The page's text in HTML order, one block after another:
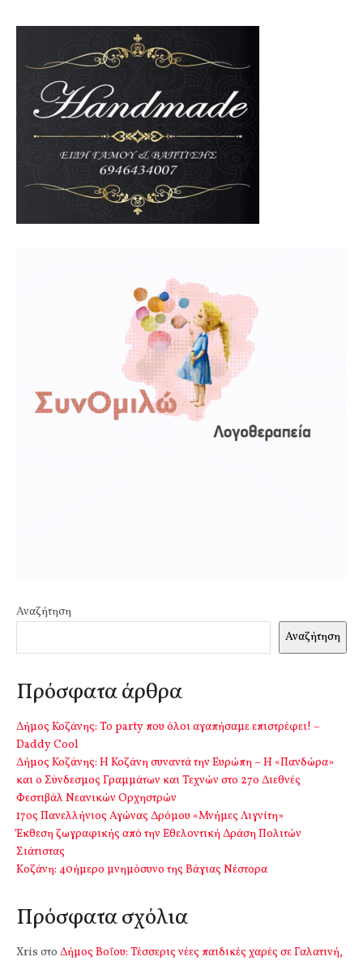
Αναζήτηση
Αναζήτηση
Πρόσφατα άρθρα
Δήμος Κοζάνης: Το party που όλοι αγαπήσαμε επιστρέφει! –
Daddy Cool
Δήμος Κοζάνης: Η Κοζάνη συναντά την Ευρώπη – Η «Πανδώρα»
και ο Σύνδεσμος Γραμμάτων και Τεχνών στο 27ο Διεθνές
Φεστιβάλ Νεανικών Ορχηστρών
17ος Πανελλήνιος Αγώνας Δρόμου «Μνήμες Λιγνίτη»
Έκθεση ζωγραφικής από την Εθελοντική Δράση Πολιτών
Σιάτιστας
Kοζάνη: 40ήμερο μνημόσυνο της Βάγιας Νέστορα
Πρόσφατα σχόλια
Xris στο Δήμος Βοΐου: Τέσσερις νέες παιδικές χαρές σε Γαλατινή,